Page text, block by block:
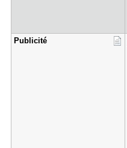
Publicité